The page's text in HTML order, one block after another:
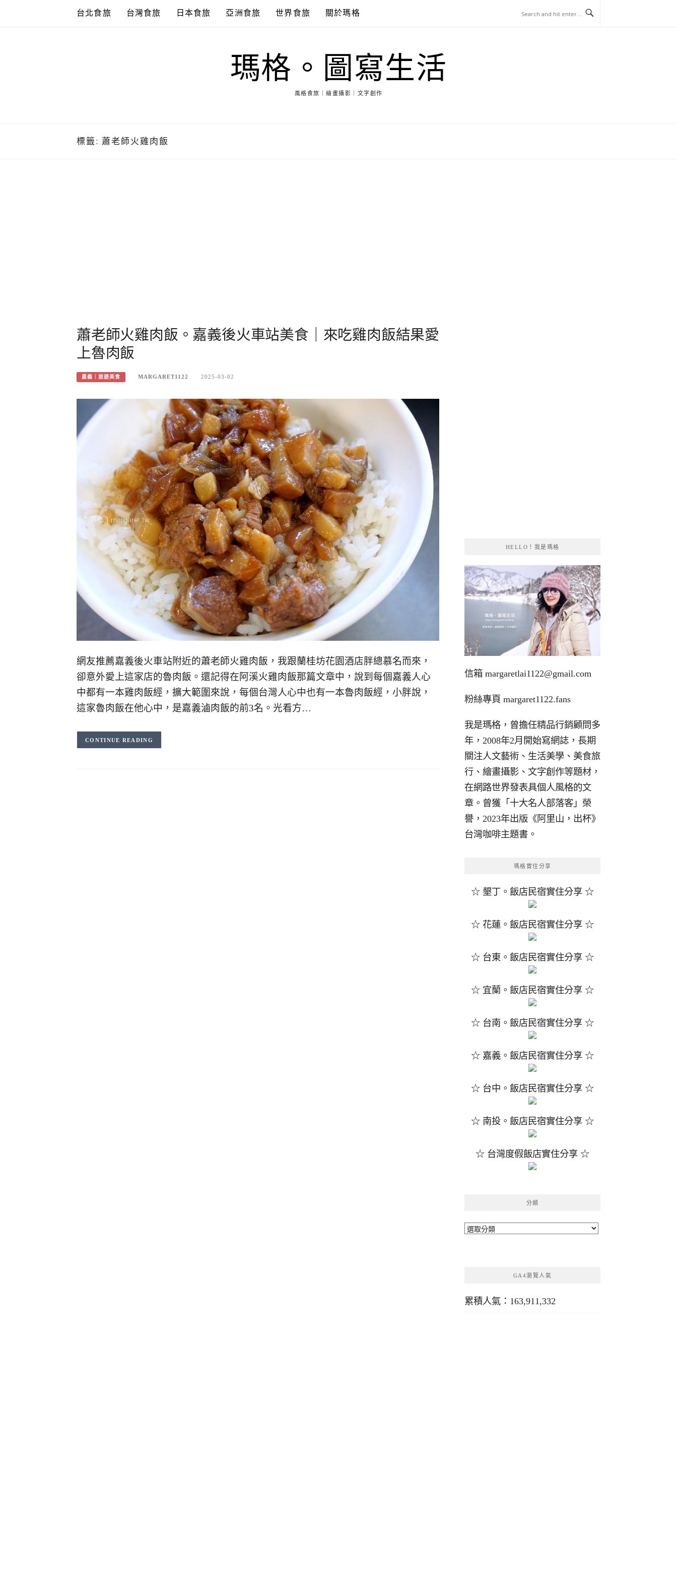
台北食旅 台灣食旅 日本食旅 亞洲食旅 世界食旅 關於瑪格
瑪格。圖寫生活
風格食旅｜繪畫攝影｜文字創作
標籤: 蕭老師火雞肉飯
蕭老師火雞肉飯。嘉義後火車站美食｜來吃雞肉飯結果愛
上魯肉飯
嘉義｜旅遊美食 MARGARET1122 2025-03-02
網友推薦嘉義後火車站附近的蕭老師火雞肉飯，我跟蘭桂坊花園酒店胖總慕名而來，
卻意外愛上這家店的魯肉飯。還記得在阿溪火雞肉飯那篇文章中，說到每個嘉義人心
中都有一本雞肉飯經，擴大範圍來說，每個台灣人心中也有一本魯肉飯經，小胖說，
這家魯肉飯在他心中，是嘉義滷肉飯的前3名。光看方…
CONTINUE READING
HELLO！我是瑪格
信箱 margaretlai1122@gmail.com
粉絲專頁 margaret1122.fans
我是瑪格，曾擔任精品行銷顧問多
年，2008年2月開始寫網誌，長期
關注人文藝術、生活美學、美食旅
行、繪畫攝影、文字創作等題材，
在網路世界發表具個人風格的文
章。曾獲「十大名人部落客」榮
譽，2023年出版《阿里山，出杯》
台灣咖啡主題書。
瑪格實住分享
☆ 墾丁。飯店民宿實住分享 ☆
☆ 花蓮。飯店民宿實住分享 ☆
☆ 台東。飯店民宿實住分享 ☆
☆ 宜蘭。飯店民宿實住分享 ☆
☆ 台南。飯店民宿實住分享 ☆
☆ 嘉義。飯店民宿實住分享 ☆
☆ 台中。飯店民宿實住分享 ☆
☆ 南投。飯店民宿實住分享 ☆
☆ 台灣度假飯店實住分享 ☆
分類
分
GA4瀏覽人氣
累積人氣：163,911,332